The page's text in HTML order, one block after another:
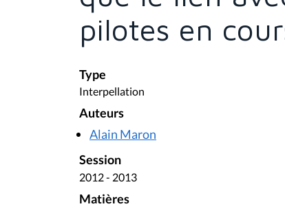
pilotes en
Type
Interpellation
Auteurs
Alain Maron
Session
2012 - 2013
Matières